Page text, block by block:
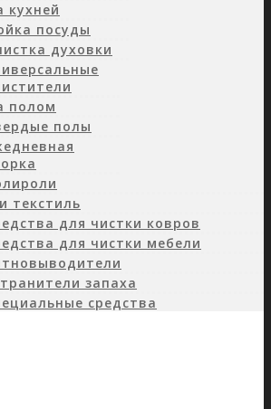
кухней
посуды
духовки
полом
полы
текстиль
для чистки ковров
для чистки мебели
запаха
средства